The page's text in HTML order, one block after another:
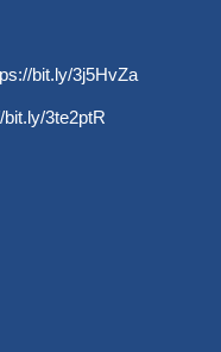
bit.ly/3j5HvZa
bit.ly/3te2ptR